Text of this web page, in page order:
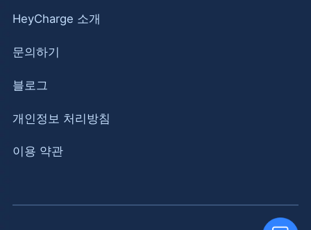
HeyCharge 소개
문의하기
블로그
개인정보 처리방침
이용 약관